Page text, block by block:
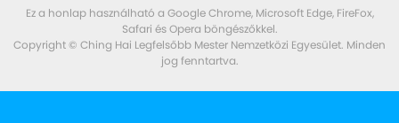
2026-08-05
Beyond Calcium: The Everyday
Ez a honlap használható a Google Chrome, Microsoft Edge, FireFox,
Safari és Opera böngészőkkel.
Copyright © Ching Hai Legfelsőbb Mester Nemzetközi Egyesület. Minden
jog fenntartva.